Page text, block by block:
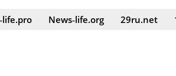
News‑life.org 29ru.net